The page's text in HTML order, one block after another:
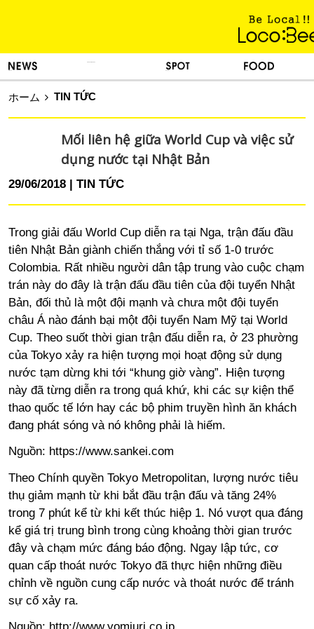
ホーム TIN TỨC
Mối liên hệ giữa World Cup và việc sử
dụng nước tại Nhật Bản
29/06/2018 TIN TỨC
Trong giải đấu World Cup diễn ra tại Nga, trận đấu đầu
tiên Nhật Bản giành chiến thắng với tỉ số 1-0 trước
Colombia. Rất nhiều người dân tập trung vào cuộc chạm
trán này do đây là trận đấu đầu tiên của đội tuyển Nhật
Bản, đối thủ là một đội mạnh và chưa một đội tuyển
châu Á nào đánh bại một đội tuyển Nam Mỹ tại World
Cup. Theo suốt thời gian trận đấu diễn ra, ở 23 phường
của Tokyo xảy ra hiện tượng mọi hoạt động sử dụng
nước tạm dừng khi tới “khung giờ vàng”. Hiện tượng
này đã từng diễn ra trong quá khứ, khi các sự kiện thể
thao quốc tế lớn hay các bộ phim truyền hình ăn khách
đang phát sóng và nó không phải là hiếm.
Nguồn: https://www.sankei.com
Theo Chính quyền Tokyo Metropolitan, lượng nước tiêu
thụ giảm mạnh từ khi bắt đầu trận đấu và tăng 24%
trong 7 phút kể từ khi kết thúc hiệp 1. Nó vượt qua đáng
kể giá trị trung bình trong cùng khoảng thời gian trước
đây và chạm mức đáng báo động. Ngay lập tức, cơ
quan cấp thoát nước Tokyo đã thực hiện những điều
chỉnh về nguồn cung cấp nước và thoát nước để tránh
sự cố xảy ra.